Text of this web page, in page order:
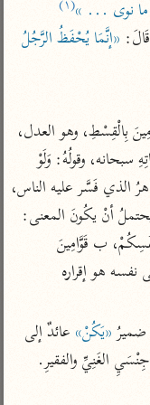
تفسير ابن عثيمين
تفسير الجلالين
جامع البيان للإيجي
تفسير البيضاوي
تفسير النسفي
الوجيز للواحدي
تفسير ابن أبي زمنين
آثار
موسوعة التفسير
ما نوى ... »(١)
ومعنى شُهَداءَ لِلَّهِ، أيْ: لذاتِهِ، ولوجْهِهِ، ولمرضَاتِهِ سبحانه، وقولُهُ: وَلَوْ
ضميرُ «يَكُنْ»